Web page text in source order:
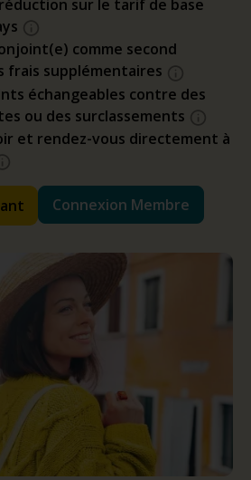
réduction sur le tarif de base
comme second
frais supplémentaires
échangeables contre des
ou des surclassements
et rendez-vous directement à
Connexion Membre